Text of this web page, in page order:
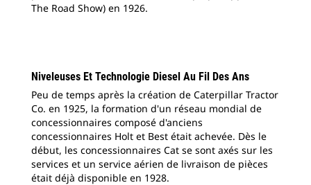
The Road Show) en 1926.
Niveleuses Et Technologie Diesel Au Fil Des Ans
Peu de temps après la création de Caterpillar Tractor
Co. en 1925, la formation d'un réseau mondial de
concessionnaires composé d'anciens
concessionnaires Holt et Best était achevée. Dès le
début, les concessionnaires Cat se sont axés sur les
services et un service aérien de livraison de pièces
était déjà disponible en 1928.